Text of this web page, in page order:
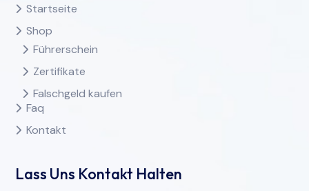
Startseite
Shop
Führerschein
Zertifikate
Falschgeld kaufen
Faq
Kontakt
Lass Uns Kontakt Halten